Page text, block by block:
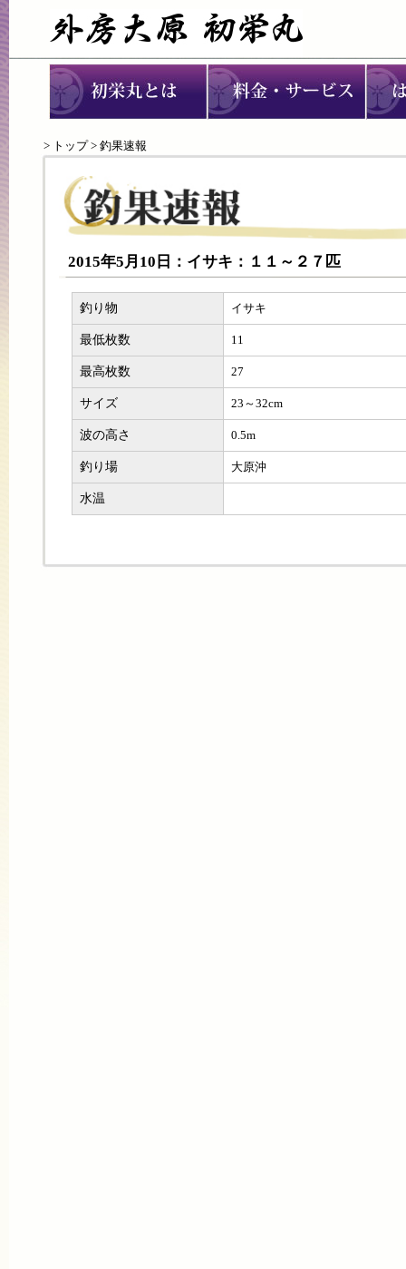
> トップ> 釣果速報
2015年5月10日：イサキ：１１～２７匹
釣り物 イサキ
最低枚数 11
最高枚数 27
サイズ 23～32cm
波の高さ 0.5m
釣り場 大原沖
水温